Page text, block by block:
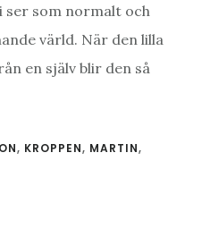
ser som normalt och
värld. När den lilla
en själv blir den så
, KROPPEN, MARTIN,